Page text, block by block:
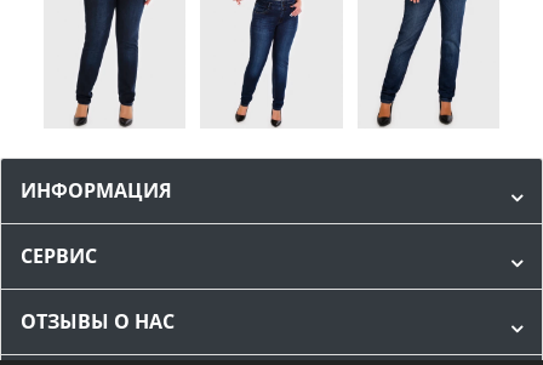
ИНФОРМАЦИЯ
СЕРВИС
ОТЗЫВЫ О НАС